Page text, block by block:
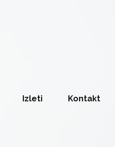
Izleti Kontakt